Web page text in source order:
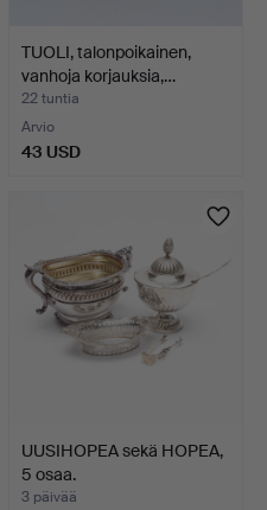
TUOLI, talonpoikainen,
vanhoja korjauksia,…
22 tuntia
Arvio
43 USD
UUSIHOPEA sekä HOPEA,
5 osaa.
3 päivää